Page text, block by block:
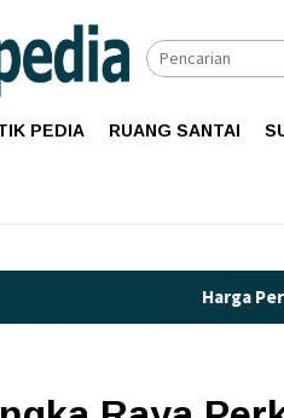
PEDIA RUANG SANTAI
Harga Pertamax Naik,